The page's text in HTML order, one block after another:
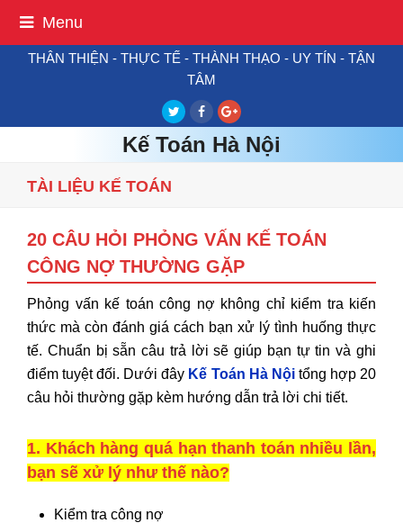
Menu
THÂN THIỆN - THỰC TẾ - THÀNH THẠO - UY TÍN - TẬN
TÂM
TwitterFacebookGoogle
Plus
Kế Toán Hà Nội
TÀI LIỆU KẾ TOÁN
20 CÂU HỎI PHỎNG VẤN KẾ TOÁN
CÔNG NỢ THƯỜNG GẶP
Phỏng vấn kế toán công nợ không chỉ kiểm tra kiến
thức mà còn đánh giá cách bạn xử lý tình huống thực
tế. Chuẩn bị sẵn câu trả lời sẽ giúp bạn tự tin và ghi
điểm tuyệt đối. Dưới đây Kế Toán Hà Nộitổng hợp 20
câu hỏi thường gặp kèm hướng dẫn trả lời chi tiết.
1. Khách hàng quá hạn thanh toán nhiều lần,
bạn sẽ xử lý như thế nào?
Kiểm tra công nợ